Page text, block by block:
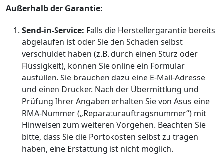
Außerhalb der Garantie:
Send-in-Service: Falls die Herstellergarantie bereits
abgelaufen ist oder Sie den Schaden selbst
verschuldet haben (z.B. durch einen Sturz oder
Flüssigkeit), können Sie online ein Formular
ausfüllen. Sie brauchen dazu eine E-Mail-Adresse
und einen Drucker. Nach der Übermittlung und
Prüfung Ihrer Angaben erhalten Sie von Asus eine
RMA-Nummer („Reparaturauftragsnummer“) mit
Hinweisen zum weiteren Vorgehen. Beachten Sie
bitte, dass Sie die Portokosten selbst zu tragen
haben, eine Erstattung ist nicht möglich.